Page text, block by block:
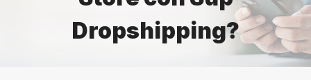
Dropshipping?